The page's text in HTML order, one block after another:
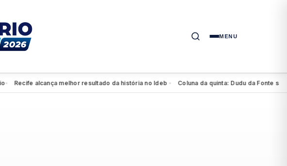
MENU
Recife alcança melhor resultado da história no Ideb● Coluna da quinta: Dudu da Fonte se